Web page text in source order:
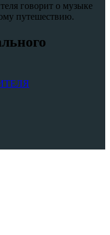
говорит о музыке
путешествию.